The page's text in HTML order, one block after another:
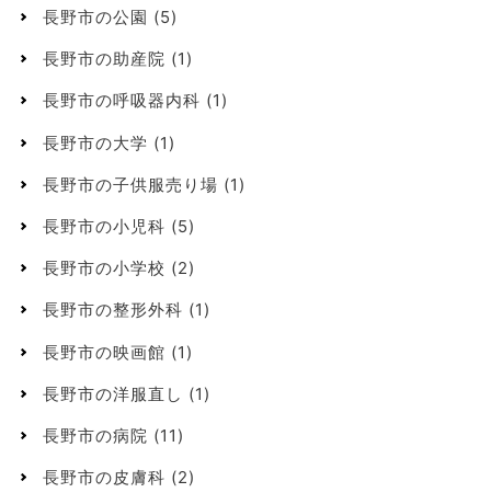
長野市の公園 (5)
長野市の助産院 (1)
長野市の呼吸器内科 (1)
長野市の大学 (1)
長野市の子供服売り場 (1)
長野市の小児科 (5)
長野市の小学校 (2)
長野市の整形外科 (1)
長野市の映画館 (1)
長野市の洋服直し (1)
長野市の病院 (11)
長野市の皮膚科 (2)